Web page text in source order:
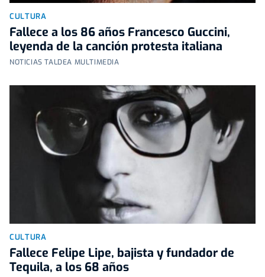
CULTURA
Fallece a los 86 años Francesco Guccini,
leyenda de la canción protesta italiana
NOTICIAS TALDEA MULTIMEDIA
CULTURA
Fallece Felipe Lipe, bajista y fundador de
Tequila, a los 68 años